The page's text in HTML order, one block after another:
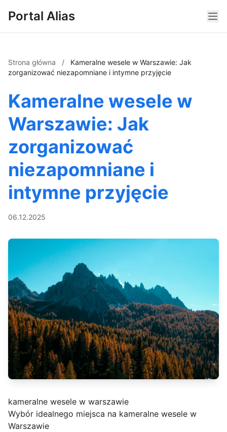
Portal Alias
Strona główna /
Kameralne wesele w Warszawie: Jak
zorganizować niezapomniane i intymne przyjęcie
Kameralne wesele w
Warszawie: Jak
zorganizować
niezapomniane i
intymne przyjęcie
06.12.2025
kameralne wesele w warszawie
Wybór idealnego miejsca na kameralne wesele w
Warszawie